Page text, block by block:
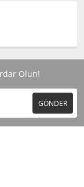
Olun!
GÖNDER